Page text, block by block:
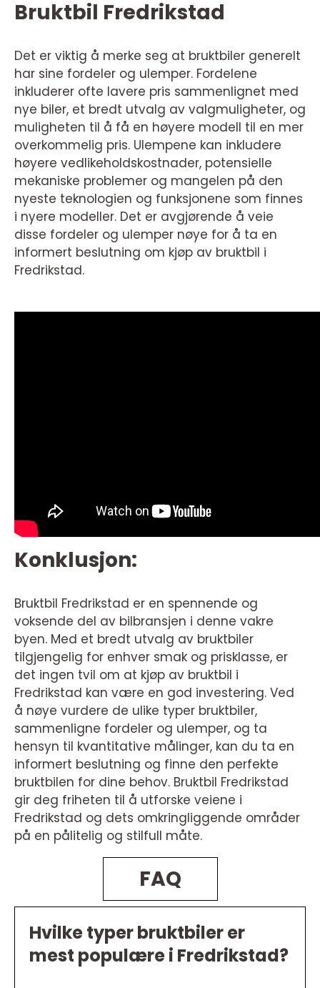
Bruktbil Fredrikstad
Det er viktig å merke seg at bruktbiler generelt
har sine fordeler og ulemper. Fordelene
inkluderer ofte lavere pris sammenlignet med
nye biler, et bredt utvalg av valgmuligheter, og
muligheten til å få en høyere modell til en mer
overkommelig pris. Ulempene kan inkludere
høyere vedlikeholdskostnader, potensielle
mekaniske problemer og mangelen på den
nyeste teknologien og funksjonene som finnes
i nyere modeller. Det er avgjørende å veie
disse fordeler og ulemper nøye for å ta en
informert beslutning om kjøp av bruktbil i
Fredrikstad.
Konklusjon:
Bruktbil Fredrikstad er en spennende og
voksende del av bilbransjen i denne vakre
byen. Med et bredt utvalg av bruktbiler
tilgjengelig for enhver smak og prisklasse, er
det ingen tvil om at kjøp av bruktbil i
Fredrikstad kan være en god investering. Ved
å nøye vurdere de ulike typer bruktbiler,
sammenligne fordeler og ulemper, og ta
hensyn til kvantitative målinger, kan du ta en
informert beslutning og finne den perfekte
bruktbilen for dine behov. Bruktbil Fredrikstad
gir deg friheten til å utforske veiene i
Fredrikstad og dets omkringliggende områder
på en pålitelig og stilfull måte.
FAQ
Hvilke typer bruktbiler er
mest populære i Fredrikstad?